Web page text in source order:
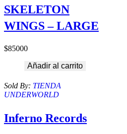
SKELETON
WINGS – LARGE
$85000
Añadir al carrito
Sold By: TIENDA
UNDERWORLD
Inferno Records